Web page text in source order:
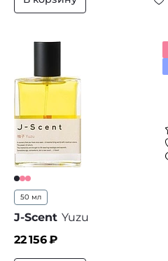
50 мл
J-Scent Yuzu
22 156₽